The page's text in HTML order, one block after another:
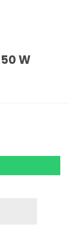
W